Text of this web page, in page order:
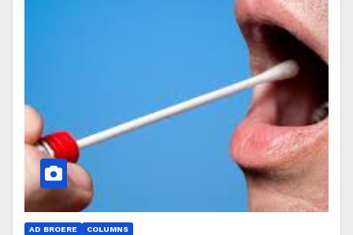
AD BROERE COLUMNS